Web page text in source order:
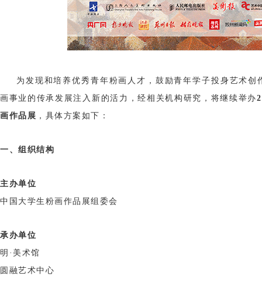
为发现和培养优秀青年粉画人才，鼓励青年学子投身艺术创
画事业的传承发展注入新的活力，经相关机构研究，将继续举办
画作品展 ，具体方案如下：
一、组织结构
主办单位
中国大学生粉画作品展组委会
承办单位
明·美术馆
圆融艺术中心